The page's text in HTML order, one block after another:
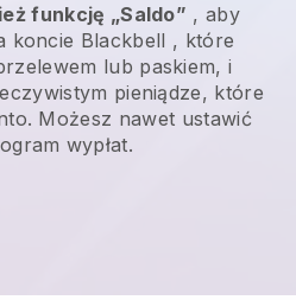
funkcję „Saldo” , aby
koncie Blackbell , które
lub paskiem, i
pieniądze, które
Możesz nawet ustawić
wypłat.